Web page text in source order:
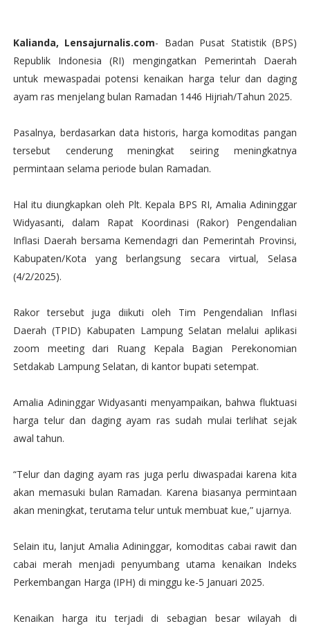
Kalianda, Lensajurnalis.com- Badan Pusat Statistik (BPS)
Republik Indonesia (RI) mengingatkan Pemerintah Daerah
untuk mewaspadai potensi kenaikan harga telur dan daging
ayam ras menjelang bulan Ramadan 1446 Hijriah/Tahun 2025.
Pasalnya, berdasarkan data historis, harga komoditas pangan
tersebut cenderung meningkat seiring meningkatnya
permintaan selama periode bulan Ramadan.
Hal itu diungkapkan oleh Plt. Kepala BPS RI, Amalia Adininggar
Widyasanti, dalam Rapat Koordinasi (Rakor) Pengendalian
Inflasi Daerah bersama Kemendagri dan Pemerintah Provinsi,
Kabupaten/Kota yang berlangsung secara virtual, Selasa
(4/2/2025).
Rakor tersebut juga diikuti oleh Tim Pengendalian Inflasi
Daerah (TPID) Kabupaten Lampung Selatan melalui aplikasi
zoom meeting dari Ruang Kepala Bagian Perekonomian
Setdakab Lampung Selatan, di kantor bupati setempat.
Amalia Adininggar Widyasanti menyampaikan, bahwa fluktuasi
harga telur dan daging ayam ras sudah mulai terlihat sejak
awal tahun.
“Telur dan daging ayam ras juga perlu diwaspadai karena kita
akan memasuki bulan Ramadan. Karena biasanya permintaan
akan meningkat, terutama telur untuk membuat kue,” ujarnya.
Selain itu, lanjut Amalia Adininggar, komoditas cabai rawit dan
cabai merah menjadi penyumbang utama kenaikan Indeks
Perkembangan Harga (IPH) di minggu ke-5 Januari 2025.
Kenaikan harga itu terjadi di sebagian besar wilayah di